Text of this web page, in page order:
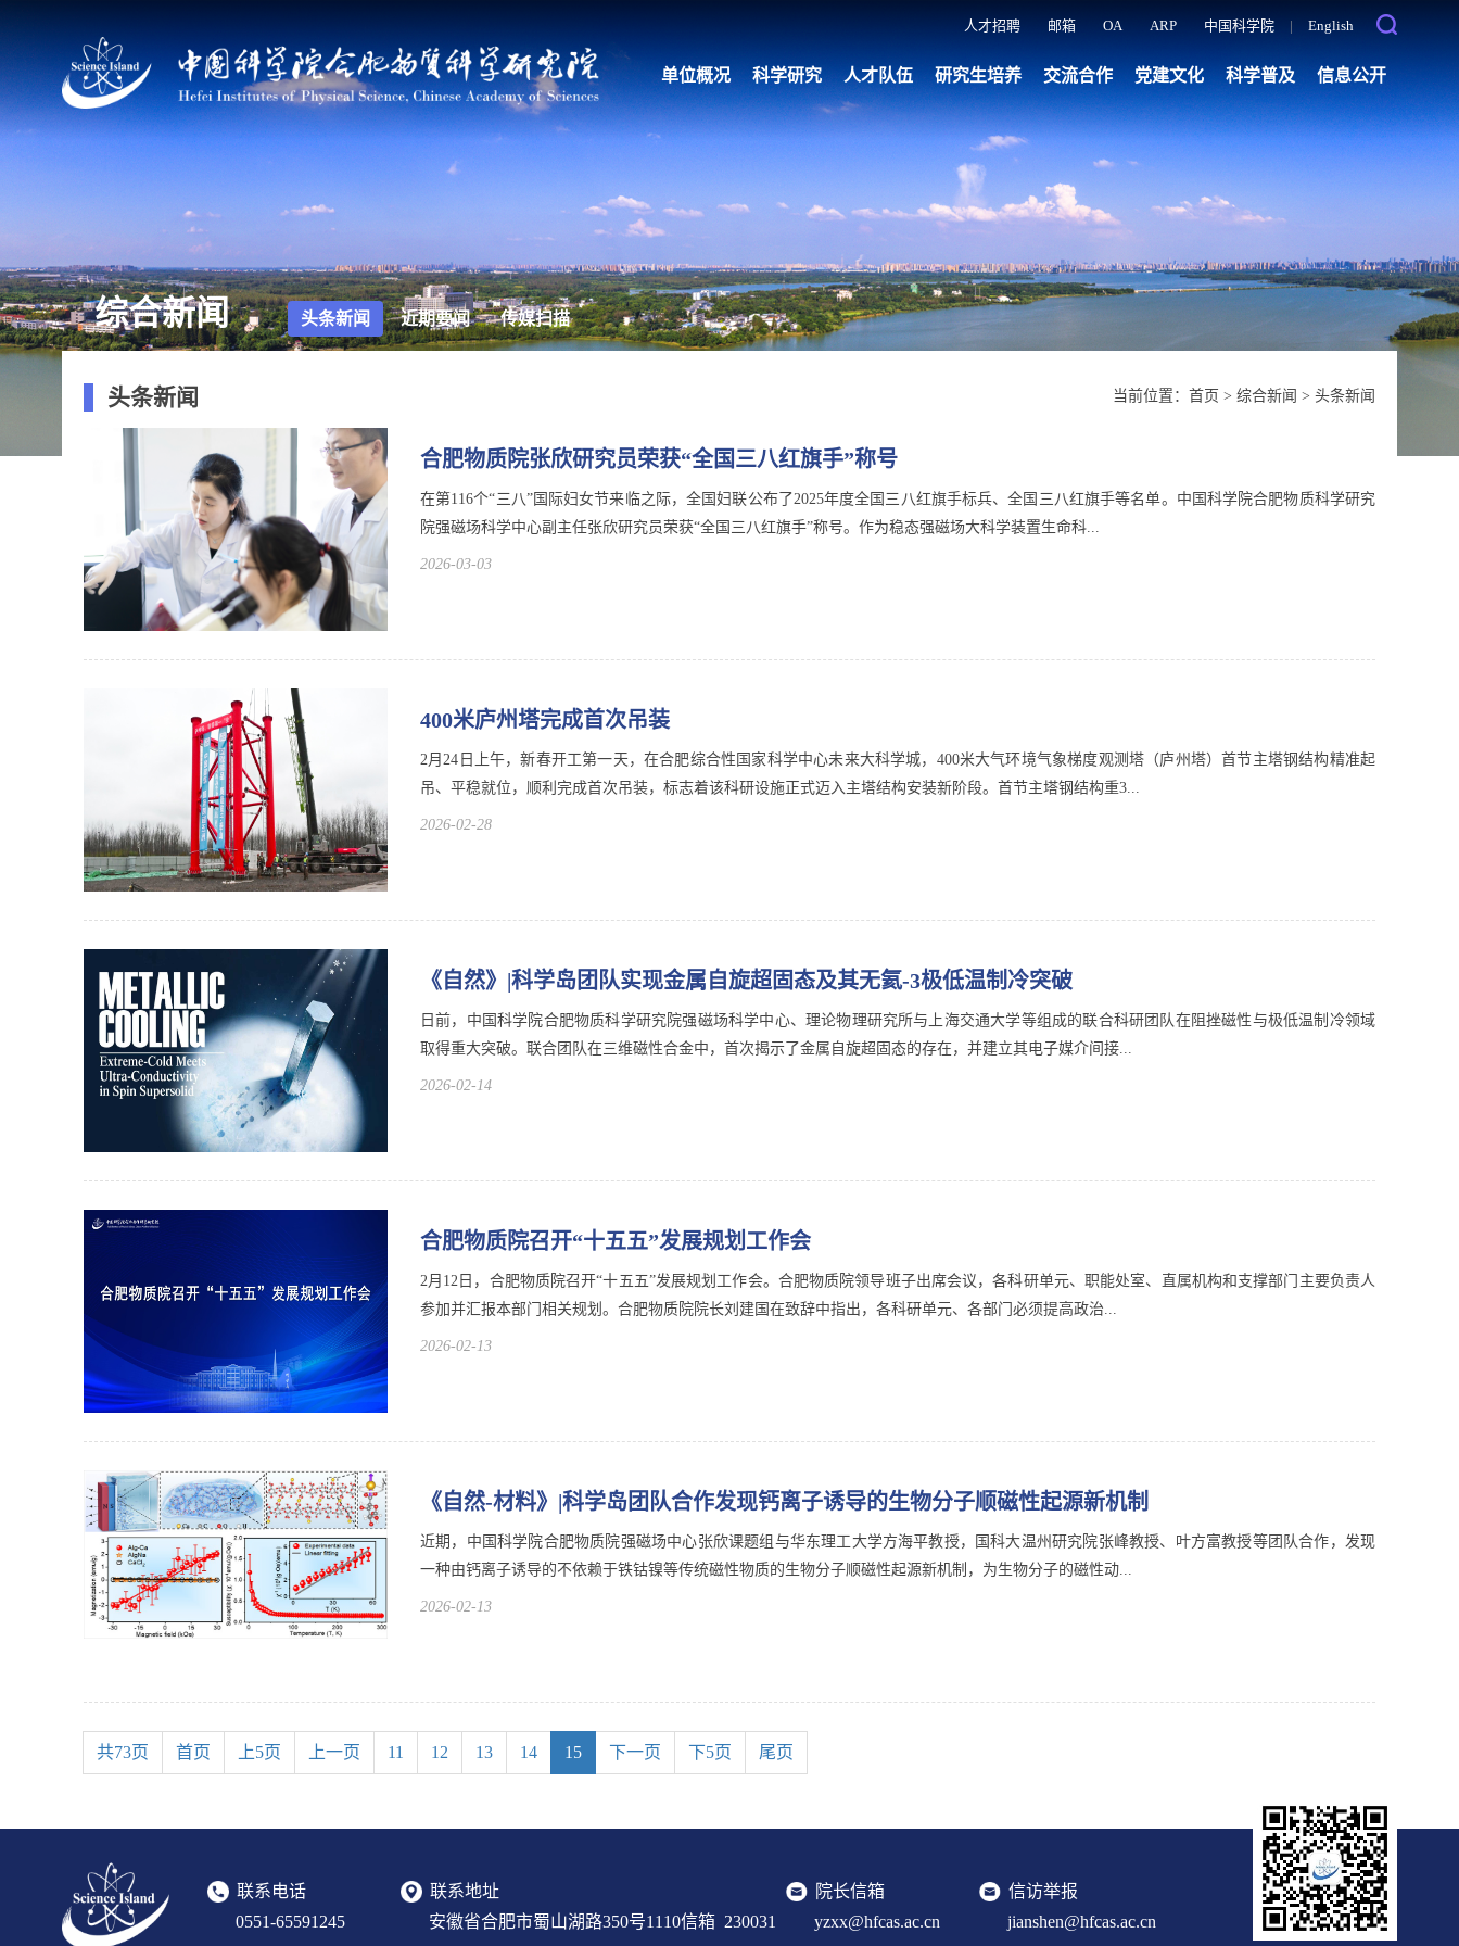
人才招聘 邮箱 OA ARP 中国科学院 | English
单位概况 科学研究 人才队伍 研究生培养 交流合作 党建文化 科学普及 信息公开
综合新闻 头条新闻 近期要闻 传媒扫描
头条新闻 当前位置： 首页 > 综合新闻 > 头条新闻
合肥物质院张欣研究员荣获“全国三八红旗手”称号
在第116个“三八”国际妇女节来临之际，全国妇联公布了2025年度全国三八红旗手标兵、全国三八红旗手等名单。中国科学院合肥物质科学研究
院强磁场科学中心副主任张欣研究员荣获“全国三八红旗手”称号。作为稳态强磁场大科学装置生命科...
2026-03-03
400米庐州塔完成首次吊装
2月24日上午，新春开工第一天，在合肥综合性国家科学中心未来大科学城，400米大气环境气象梯度观测塔（庐州塔）首节主塔钢结构精准起
吊、平稳就位，顺利完成首次吊装，标志着该科研设施正式迈入主塔结构安装新阶段。首节主塔钢结构重3...
2026-02-28
《自然》|科学岛团队实现金属自旋超固态及其无氦-3极低温制冷突破
日前，中国科学院合肥物质科学研究院强磁场科学中心、理论物理研究所与上海交通大学等组成的联合科研团队在阻挫磁性与极低温制冷领域
取得重大突破。联合团队在三维磁性合金中，首次揭示了金属自旋超固态的存在，并建立其电子媒介间接...
2026-02-14
合肥物质院召开“十五五”发展规划工作会
2月12日，合肥物质院召开“十五五”发展规划工作会。合肥物质院领导班子出席会议，各科研单元、职能处室、直属机构和支撑部门主要负责人
参加并汇报本部门相关规划。合肥物质院院长刘建国在致辞中指出，各科研单元、各部门必须提高政治...
2026-02-13
《自然-材料》|科学岛团队合作发现钙离子诱导的生物分子顺磁性起源新机制
近期，中国科学院合肥物质院强磁场中心张欣课题组与华东理工大学方海平教授，国科大温州研究院张峰教授、叶方富教授等团队合作，发现
一种由钙离子诱导的不依赖于铁钴镍等传统磁性物质的生物分子顺磁性起源新机制，为生物分子的磁性动...
2026-02-13
共73页 首页 上5页 上一页 11 12 13 14 15 下一页 下5页 尾页
联系电话
0551-65591245
联系地址
安徽省合肥市蜀山湖路350号1110信箱 230031
院长信箱
yzxx@hfcas.ac.cn
信访举报
jianshen@hfcas.ac.cn